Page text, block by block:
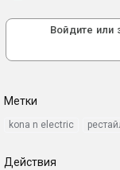
Войдите или
Метки
kona n electric
Действия